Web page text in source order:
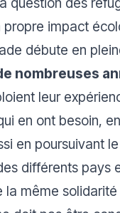
propre impact
débute en
nombreuses
leur
en ont besoin,
en poursuivant
différents pays
même